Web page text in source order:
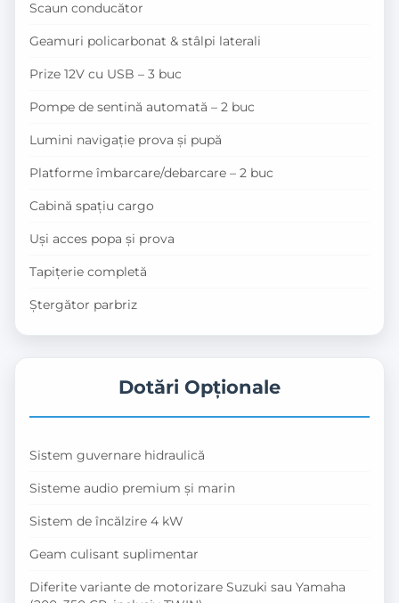
Scaun conducător
Geamuri policarbonat & stâlpi laterali
Prize 12V cu USB – 3 buc
Pompe de sentină automată – 2 buc
Lumini navigație prova și pupă
Platforme îmbarcare/debarcare – 2 buc
Cabină spațiu cargo
Uși acces popa și prova
Tapițerie completă
Ștergător parbriz
Dotări Opționale
Sistem guvernare hidraulică
Sisteme audio premium și marin
Sistem de încălzire 4 kW
Geam culisant suplimentar
Diferite variante de motorizare Suzuki sau Yamaha